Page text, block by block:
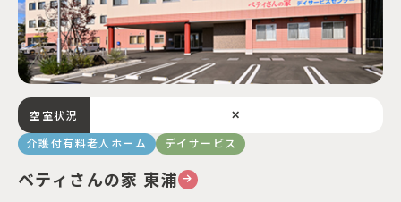
介護付有料老人ホーム デイサービス
ベティさんの家 東浦
空室状況 ×